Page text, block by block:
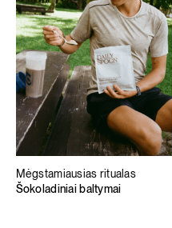
Mėgstamiausias ritualas
Šokoladiniai baltymai